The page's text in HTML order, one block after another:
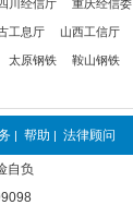
川经信厅 重庆经信委
工息厅 山西工信厅
太原钢铁 鞍山钢铁
| 帮助 | 法律顾问
自负